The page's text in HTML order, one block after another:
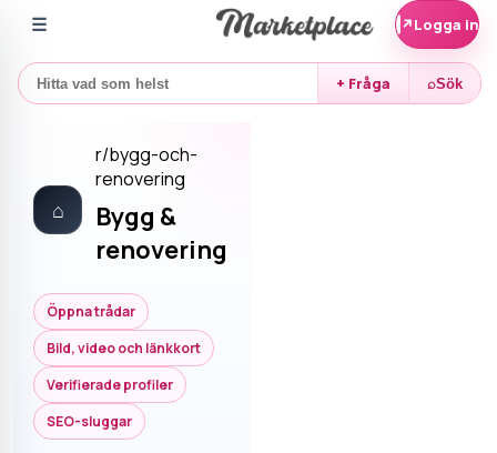
☰
+ Fråga ⌕Sök
↗Logga in
⌂
r/bygg-och-
renovering
Bygg &
renovering
Öppna trådar
Bild, video och länkkort
Verifierade profiler
SEO-sluggar